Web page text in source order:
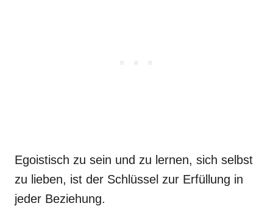
Egoistisch zu sein und zu lernen, sich selbst
zu lieben, ist der Schlüssel zur Erfüllung in
jeder Beziehung.